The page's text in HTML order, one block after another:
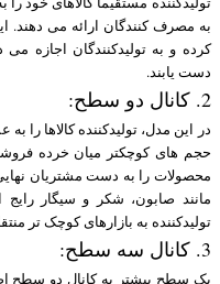
به مصرف کنندگان ارائه می دهند.
کرده و به تولیدکنندگان اجازه
دست یابند.
2. کانال دو سطح:
در این مدل، تولیدکننده کالاها
حجم های کوچکتر میان خرده
محصولات را به دست مشتریان
مانند صابون، شکر و سیگار
تولیدکننده به بازارهای کوچک تر
3. کانال سه سطح:
یک سطح بیشتر به کانال دو سطح